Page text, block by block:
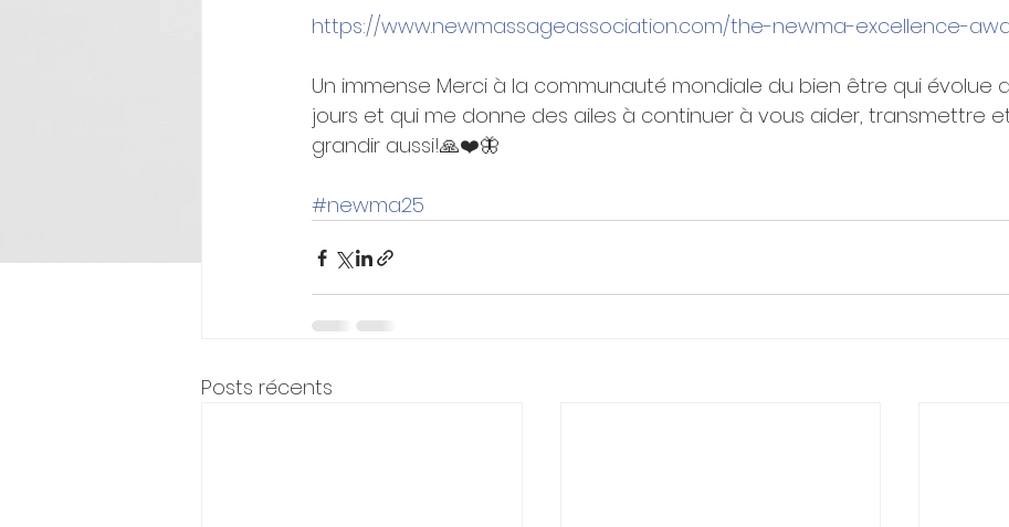
https://www.newmassageassociation.com/the-newma-excellence-
Un immense Merci à la communauté mondiale du bien être qui évolue
jours et qui me donne des ailes à continuer à vous aider, transmettre
grandir aussi!🙏❤️🦋
#newma25
Posts récents